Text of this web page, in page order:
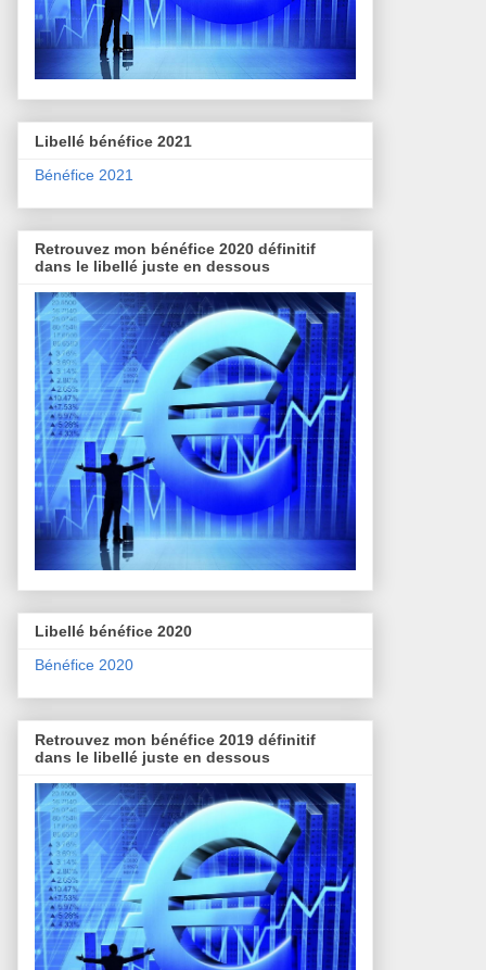
Libellé bénéfice 2021
Bénéfice 2021
Retrouvez mon bénéfice 2020 définitif
dans le libellé juste en dessous
Libellé bénéfice 2020
Bénéfice 2020
Retrouvez mon bénéfice 2019 définitif
dans le libellé juste en dessous